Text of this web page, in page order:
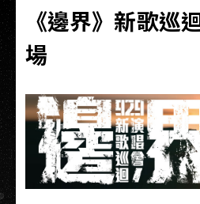
《邊界》新歌巡
場